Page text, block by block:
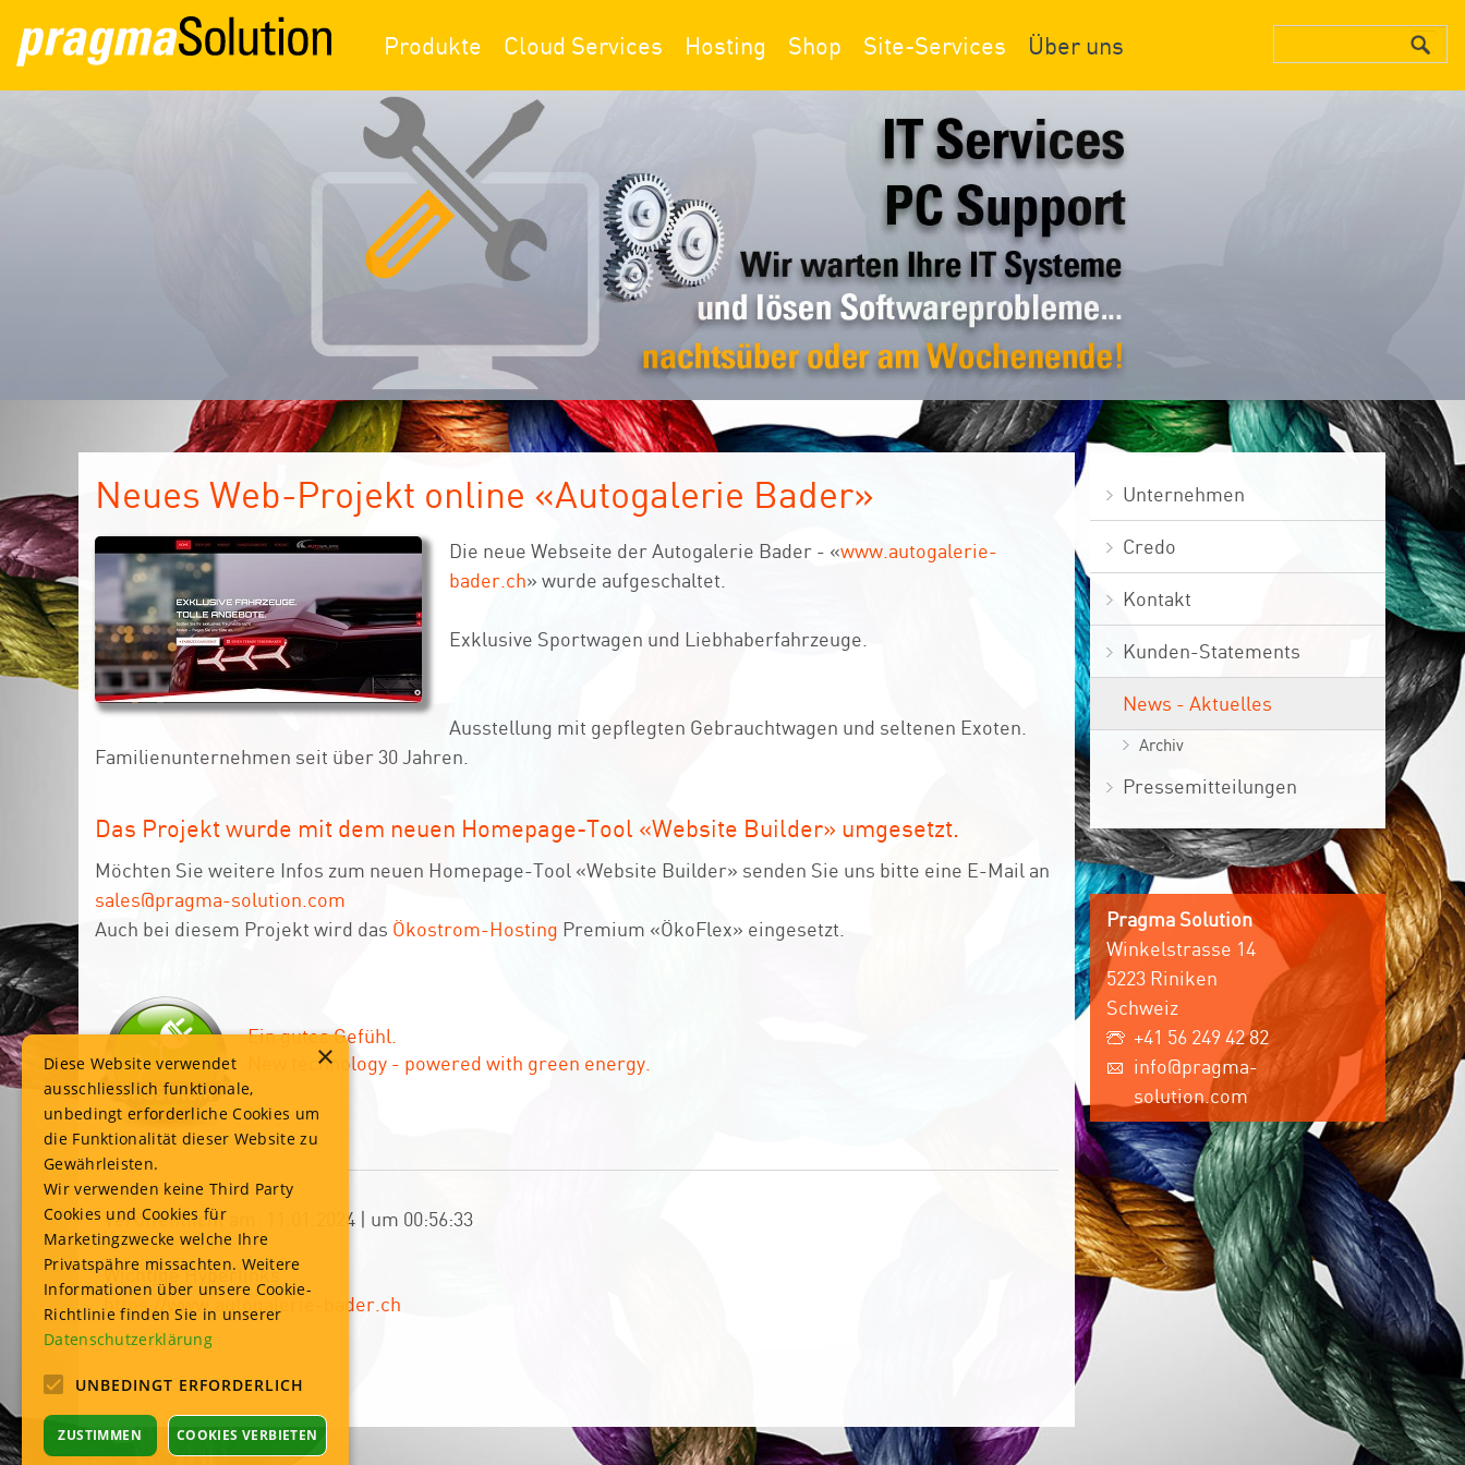
Produkte Cloud Services Hosting Shop Site-Services Über uns
Neues Web-Projekt online «Autogalerie Bader»
Die neue Webseite der Autogalerie Bader - «www.autogalerie-
bader.ch» wurde aufgeschaltet.
Exklusive Sportwagen und Liebhaberfahrzeuge.
Ausstellung mit gepflegten Gebrauchtwagen und seltenen Exoten.
Familienunternehmen seit über 30 Jahren.
Das Projekt wurde mit dem neuen Homepage-Tool «Website Builder» umgesetzt.
Möchten Sie weitere Infos zum neuen Homepage-Tool «Website Builder» senden Sie uns bitte eine E-Mail an
sales@pragma-solution.com
Auch bei diesem Projekt wird das Ökostrom-Hosting Premium «ÖkoFlex» eingesetzt.
Ein gutes Gefühl.
New technology - powered with green energy.
Veröffentlicht am: 11.01.2024 | um 00:56:33
Wichtige Hyperlinks
https://www.autogalerie-bader.ch
Unternehmen
Credo
Kontakt
Kunden-Statements
News - Aktuelles
Archiv
Pressemitteilungen
Pragma Solution
Winkelstrasse 14
5223 Riniken
Schweiz
+41 56 249 42 82
info@pragma-
solution.com
×
Diese Website verwendet
ausschliesslich funktionale,
unbedingt erforderliche Cookies um
die Funktionalität dieser Website zu
Gewährleisten.
Wir verwenden keine Third Party
Cookies und Cookies für
Marketingzwecke welche Ihre
Privatspähre missachten. Weitere
Informationen über unsere Cookie-
Richtlinie finden Sie in unserer
Datenschutzerklärung
UNBEDINGT ERFORDERLICH
ZUSTIMMEN COOKIES VERBIETEN